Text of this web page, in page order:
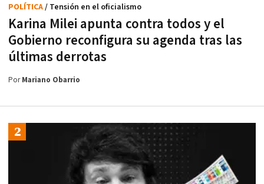
Karina Milei apunta contra todos y el
Gobierno reconfigura su agenda tras las
últimas derrotas
POLÍTICA/ Tensión en el oficialismo
PorMariano Obarrio